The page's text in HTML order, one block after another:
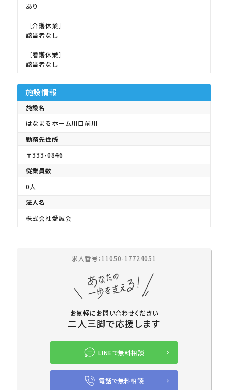
あり
［介護休業］
該当者なし
［看護休業］
該当者なし
施設情報
施設名
はなまるホーム川口前川
勤務先住所
〒333-0846
従業員数
0人
法人名
株式会社愛誠会
求人番号：11050-17724051
お気軽にお問い合わせください
二人三脚で応援します
LINEで無料相談
電話で無料相談